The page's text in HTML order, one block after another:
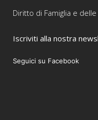
Diritto di Famiglia e
Iscriviti alla nostra
Seguici su Facebook